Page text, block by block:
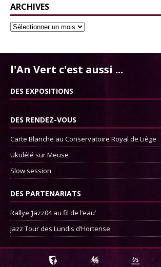
ARCHIVES
l'An Vert c'est aussi ...
DES EXPOSITIONS
DES RENDEZ-VOUS
Carte Blanche au Conservatoire Royal de Liège
Ukulélé sur Meuse
Slow session
DES PARTENARIATS
Rallye ‘Jazz04 au fil de l’eau’
Jazz Tour des Lundis d’Hortense